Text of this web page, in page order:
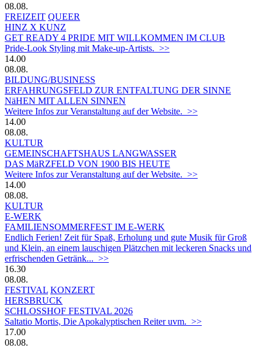
08.08.
FREIZEIT QUEER
HINZ X KUNZ
GET READY 4 PRIDE MIT WILLKOMMEN IM CLUB
Pride-Look Styling mit Make-up-Artists. >>
14.00
08.08.
BILDUNG/BUSINESS
ERFAHRUNGSFELD ZUR ENTFALTUNG DER SINNE
NäHEN MIT ALLEN SINNEN
Weitere Infos zur Veranstaltung auf der Website. >>
14.00
08.08.
KULTUR
GEMEINSCHAFTSHAUS LANGWASSER
DAS MäRZFELD VON 1900 BIS HEUTE
Weitere Infos zur Veranstaltung auf der Website. >>
14.00
08.08.
KULTUR
E-WERK
FAMILIENSOMMERFEST IM E-WERK
Endlich Ferien! Zeit für Spaß, Erholung und gute Musik für Groß
und Klein, an einem lauschigen Plätzchen mit leckeren Snacks und
erfrischenden Getränk... >>
16.30
08.08.
FESTIVAL KONZERT
HERSBRUCK
SCHLOSSHOF FESTIVAL 2026
Saltatio Mortis, Die Apokalyptischen Reiter uvm. >>
17.00
08.08.